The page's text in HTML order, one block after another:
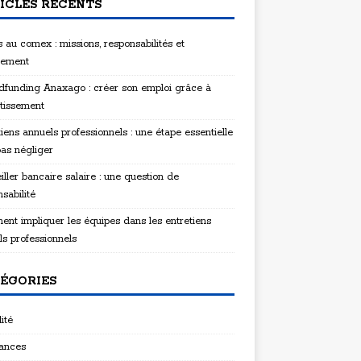
RÉCENTS
au comex : missions, responsabilités et
Anaxago : créer son emploi grâce à
annuels professionnels : une étape essentielle
négliger
bancaire salaire : une question de
impliquer les équipes dans les entretiens
professionnels